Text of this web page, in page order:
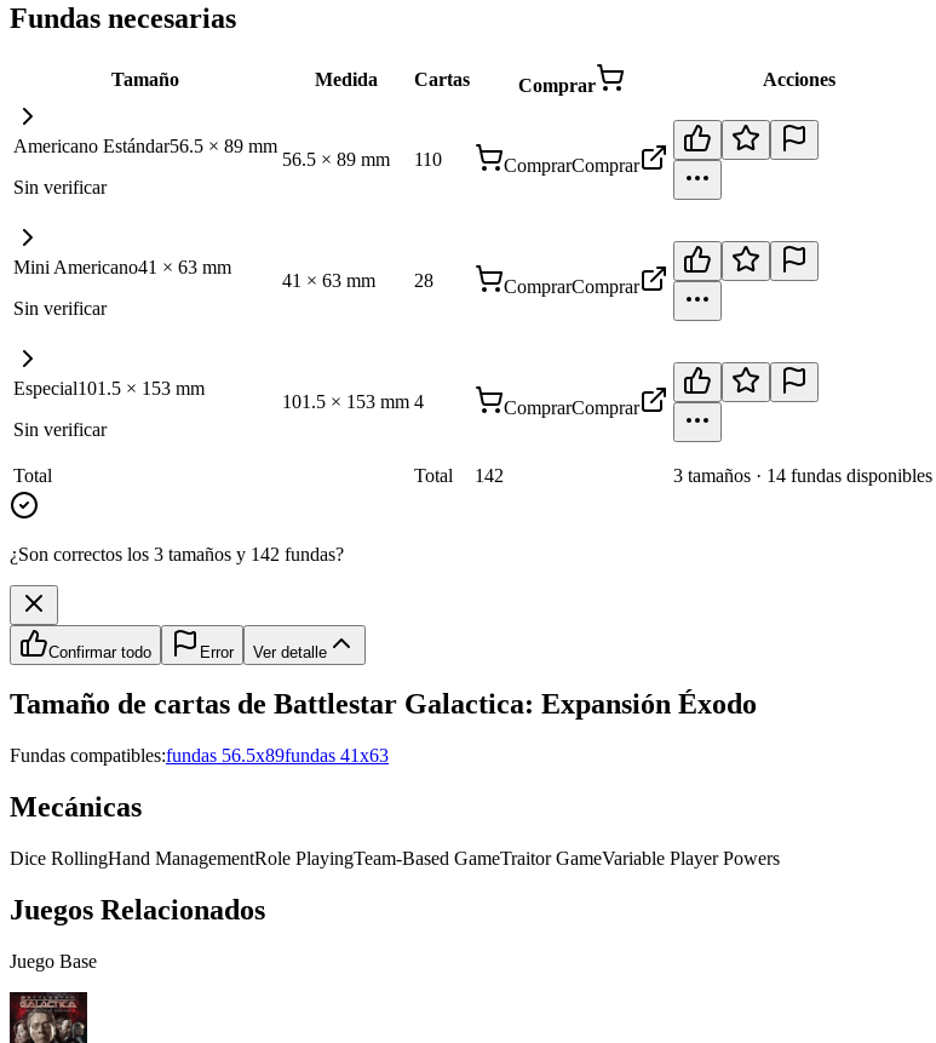
Fundas necesarias
Tamaño Medida Cartas Comprar Acciones
Americano Estándar56.5 × 89 mm
Sin verificar
56.5 × 89 mm 110 ComprarComprar
Mini Americano41 × 63 mm
Sin verificar
41 × 63 mm 28 ComprarComprar
Especial101.5 × 153 mm
Sin verificar
101.5 × 153 mm 4 ComprarComprar
Total Total 142 3 tamaños · 14 fundas disponibles
¿Son correctos los 3 tamaños y 142 fundas?
Confirmar todo Error Ver detalle
Tamaño de cartas de Battlestar Galactica: Expansión Éxodo
Fundas compatibles:fundas 56.5x89fundas 41x63
Mecánicas
Dice RollingHand ManagementRole PlayingTeam-Based GameTraitor GameVariable Player Powers
Juegos Relacionados
Juego Base